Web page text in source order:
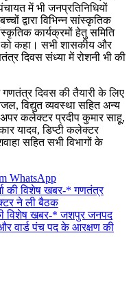
में भी जनप्रतिनिधियों
द्वारा विभिन्न सांस्कृतिक
कार्यक्रमों हेतु समिति
को कहा। सभी शासकीय और
दिवस संध्या में रोशनी भी की
दिवस की तैयारी के लिए
विद्युत व्यवस्था सहित अन्य
कलेक्टर प्रदीप कुमार साहू,
यादव, डिप्टी कलेक्टर
सहित सभी विभागों के
WhatsApp
की विशेष खबर-* गणतंत्र
ने ली बैठक
विशेष खबर-* जशपुर जनपद
वार्ड पंच पद के आरक्षण की